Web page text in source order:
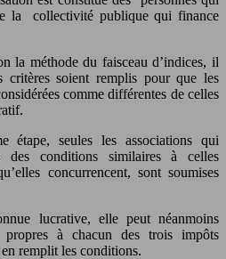
la collectivité publique qui finance
la méthode du faisceau d’indices, il
critères soient remplis pour que les
comme différentes de celles
étape, seules les associations qui
des conditions similaires à celles
concurrencent, sont soumises
lucrative, elle peut néanmoins
propres à chacun des trois impôts
remplit les conditions.